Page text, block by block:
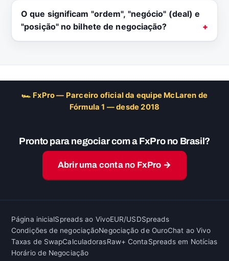
O que significam "ordem", "negócio" (deal) e
"posição" no bilhete de negociação?
🏎 FxPro — Parceiro oficial da equipe McLaren de
Fórmula 1 — desde 2018
Pronto para negociar com a FxPro no Brasil?
Abrir uma conta no FxPro →
Página inicialSpreads ao VivoEUR/USDSpreads
Condições de negociaçãoNegociação de OuroChat ao Vivo
Taxas de SwapCalculadorasRaw+ ContaSpreads em Notícias
Horário de Negociação